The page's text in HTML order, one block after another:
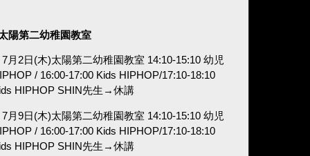
陽第二幼稚園教室
7月2日(木)太陽第二幼稚園教室 14:10-15:10 幼児
/ 16:00-17:00 Kids HIPHOP/17:10-18:10
HIPHOP SHIN先生→休講
7月9日(木)太陽第二幼稚園教室 14:10-15:10 幼児
/ 16:00-17:00 Kids HIPHOP/17:10-18:10
HIPHOP SHIN先生→休講